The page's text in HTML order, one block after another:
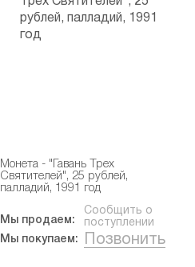
Монета - "Гавань Трех
Святителей", 25 рублей,
палладий, 1991 год
Мы продаем:
Сообщить о
поступлении
Мы покупаем:
Позвонить